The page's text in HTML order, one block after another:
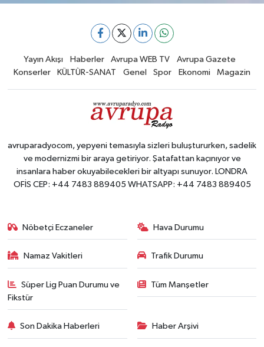
Yayın Akışı Haberler Avrupa WEB TV
Avrupa Gazete
Konserler
KÜLTÜR-SANAT Genel Spor Ekonomi Magazin
avruparadyocom, yepyeni temasıyla sizleri buluştururken, sadelik
ve modernizmi bir araya getiriyor. Şatafattan kaçınıyor ve
insanlara haber okuyabilecekleri bir altyapı sunuyor. LONDRA
OFİS CEP: +44 7483 889405 WHATSAPP: +44 7483 889405
Nöbetçi Eczaneler Hava Durumu
Namaz Vakitleri Trafik Durumu
Süper Lig Puan Durumu ve
Fikstür
Tüm Manşetler
Son Dakika Haberleri Haber Arşivi